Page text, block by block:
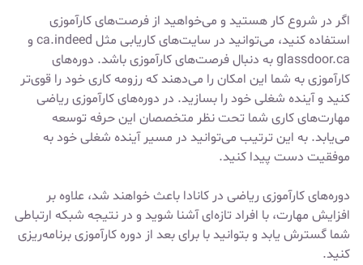
اگر در شروع کار هستید و می‌خواهید از فرصت‌های کارآموزی
استفاده کنید، می‌توانید در سایت‌های کاریابی مثل ca.indeed و
glassdoor.caبه دنبال فرصت‌های کارآموزی باشد. دوره‌های
کارآموزی به شما این امکان را می‌دهند که رزومه کاری خود را قوی‌تر
کنید و آینده شغلی خود را بسازید. در دوره‌های کارآموزی ریاضی
مهارت‌های کاری شما تحت نظر متخصصان این حرفه توسعه
می‌یابد. به این ترتیب می‌توانید در مسیر آینده شغلی خود به
موفقیت دست پیدا کنید.
دوره‌های کارآموزی ریاضی در کانادا باعث خواهند شد، علاوه بر
افزایش مهارت، با افراد تازه‌ای آشنا شوید و در نتیجه شبکه ارتباطی
شما گسترش یابد و بتوانید با برای بعد از دوره کارآموزی برنامه‌ریزی
کنید.